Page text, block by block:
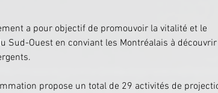
a pour objectif de promouvoir la vitalité et le
Sud-Ouest en conviant les Montréalais à
propose un total de 29 activités de